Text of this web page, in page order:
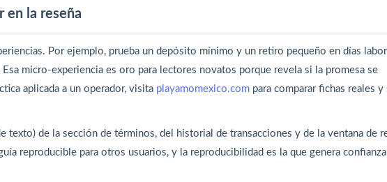
en la reseña
Por ejemplo, prueba un depósito mínimo y un retiro pequeño en días
micro-experiencia es oro para lectores novatos porque revela si la promesa se
aplicada a un operador, visita playamomexico.com para comparar fichas reales y
texto) de la sección de términos, del historial de transacciones y de la ventana de
reproducible para otros usuarios, y la reproducibilidad es la que genera